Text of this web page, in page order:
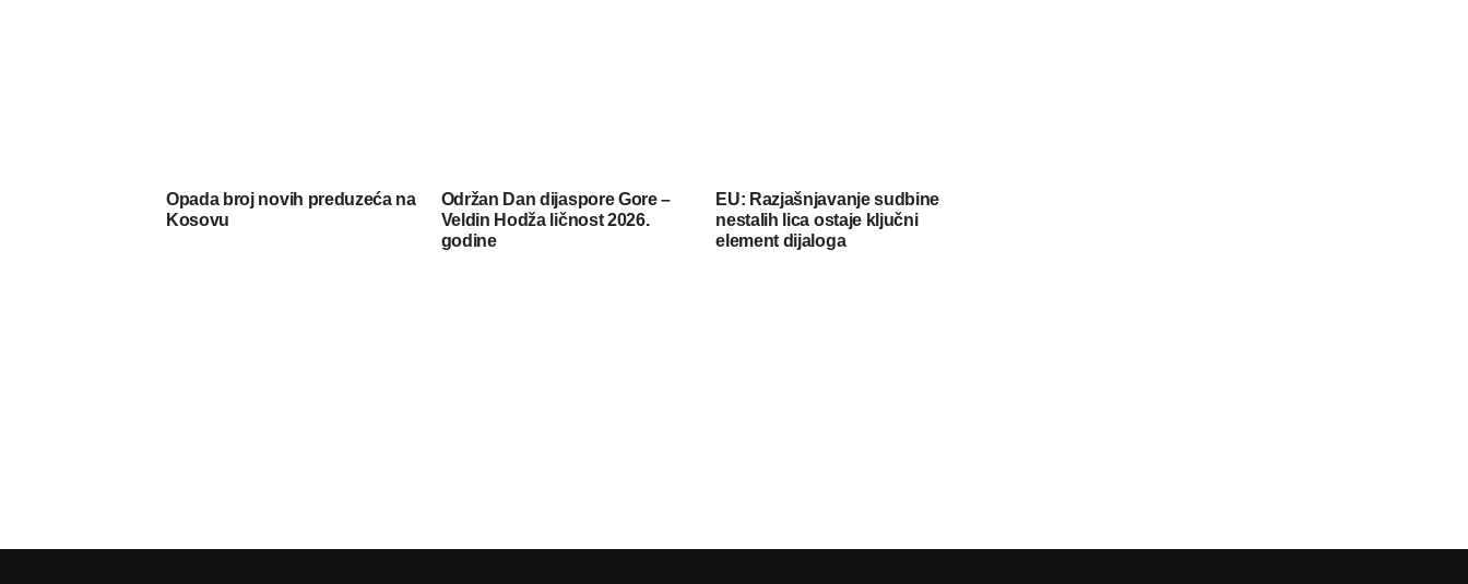
Opada broj novih preduzeća na
Kosovu
Održan Dan dijaspore Gore –
Veldin Hodža ličnost 2026.
godine
EU: Razjašnjavanje sudbine
nestalih lica ostaje ključni
element dijaloga